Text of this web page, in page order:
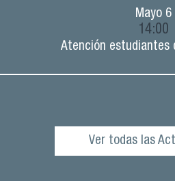
Mayo6
14:00
Atención estudiantes
Ver todas las